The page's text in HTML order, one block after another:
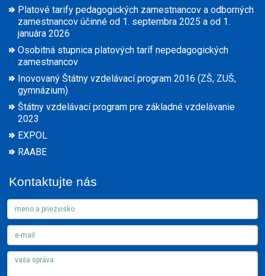
Platové tarify pedagogických zamestnancov a odborných
zamestnancov účinné od 1. septembra 2025 a od 1.
januára 2026
Osobitná stupnica platových taríf nepedagogických
zamestnancov
Inovovaný Štátny vzdelávací program 2016 (ZŠ, ZUŠ,
gymnázium)
Štátny vzdelávací program pre základné vzdelávanie
2023
EXPOL
RAABE
Kontaktujte nás